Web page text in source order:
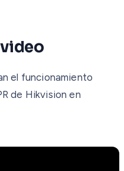
el funcionamiento
de Hikvision en